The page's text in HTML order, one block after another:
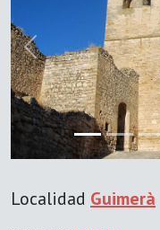
Previous
Localidad Guimerà